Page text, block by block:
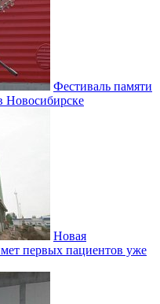
Фестиваль памяти
Новосибирске
Новая
первых пациентов уже